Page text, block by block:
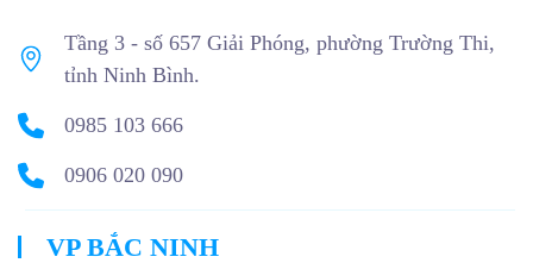
Tầng 3 - số 657 Giải Phóng, phường Trường Thi,
tỉnh Ninh Bình.
0985 103 666
0906 020 090
VP BẮC NINH